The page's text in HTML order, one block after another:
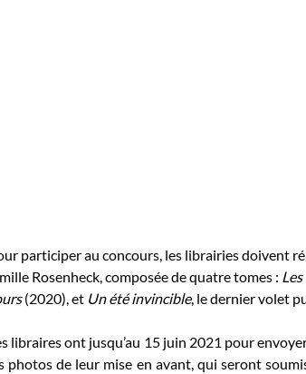
participer au concours, les librairies doivent
Rosenheck, composée de quatre tomes :
(2020), et Un été invincible, le dernier volet
libraires ont jusqu’au 15 juin 2021 pour
photos de leur mise en avant, qui seront